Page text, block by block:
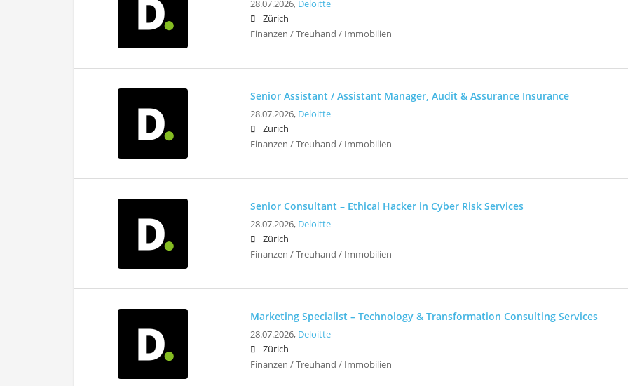
28.07.2026, Deloitte
Zürich
Finanzen / Treuhand / Immobilien
Senior Assistant / Assistant Manager, Audit & Assurance Insurance
28.07.2026, Deloitte
Zürich
Finanzen / Treuhand / Immobilien
Senior Consultant – Ethical Hacker in Cyber Risk Services
28.07.2026, Deloitte
Zürich
Finanzen / Treuhand / Immobilien
Marketing Specialist – Technology & Transformation Consulting Services
28.07.2026, Deloitte
Zürich
Finanzen / Treuhand / Immobilien